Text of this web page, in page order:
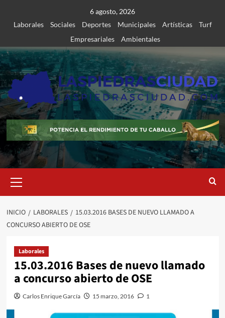
6 agosto, 2026
Laborales
Sociales Deportes Municipales Artísticas
Turf
Empresariales
Ambientales
primario
INICIO LABORALES
15.03.2016 BASES DE NUEVO LLAMADO A
CONCURSO ABIERTO DE OSE
Laborales
15.03.2016 Bases de nuevo llamado
a concurso abierto de OSE
Carlos Enrique García 15 marzo, 2016 1